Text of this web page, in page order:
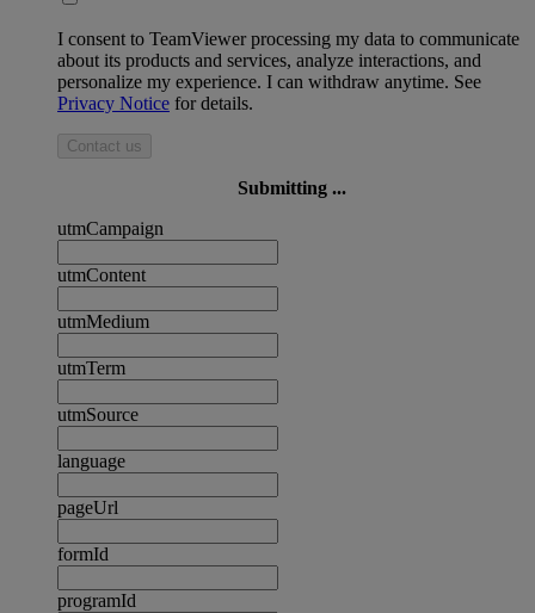
I consent to TeamViewer processing my data to communicate
about its products and services, analyze interactions, and
personalize my experience. I can withdraw anytime. See
Privacy Notice for details.
Contact us
Submitting ...
utmCampaign
utmContent
utmMedium
utmTerm
utmSource
language
pageUrl
formId
programId